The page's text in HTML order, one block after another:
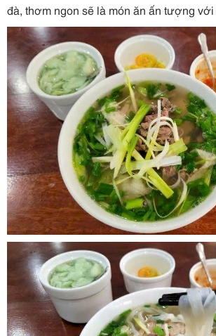
đà, thơm ngon sẽ là món ăn ấn tượng